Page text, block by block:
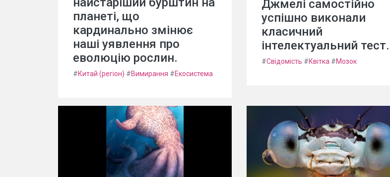
планеті, що
кардинально змінює
наші уявлення про
еволюцію рослин.
#Китай (регіон) #Вимирання #Екосистема
Джмелі самостійно
успішно виконали
класичний
інтелектуальний тест.
#Свідомість #Квітка #Мозок